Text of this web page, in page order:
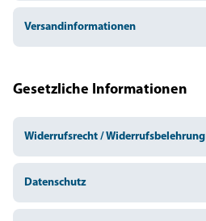
Versandinformationen
Gesetzliche Informationen
Widerrufsrecht / Widerrufsbelehrung
Datenschutz